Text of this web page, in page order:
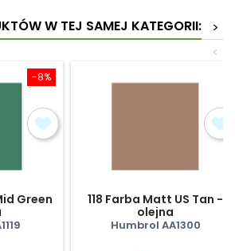
W TEJ SAMEJ KATEGORII:
>
<
-8%
Green
118 Farba Matt US Tan -
olejna
Humbrol AA1300